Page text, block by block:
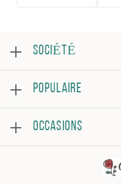
SOCIÉTÉ
Examen
Foire aux questions
Conditions générales
Politique de confidentialité
Contacter
POPULAIRE
Roses
Bouquets
OCCASIONS